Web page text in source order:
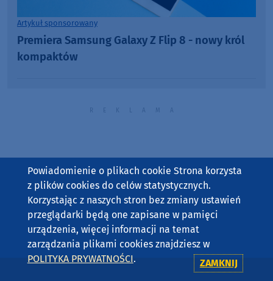
Artykuł sponsorowany
Premiera Samsung Galaxy Z Flip 8 - nowy król
kompaktów
Powiadomienie o plikach cookie Strona korzysta
z plików cookies do celów statystycznych.
Korzystając z naszych stron bez zmiany ustawień
przeglądarki będą one zapisane w pamięci
urządzenia, więcej informacji na temat
zarządzania plikami cookies znajdziesz w
POLITYKA PRYWATNOŚCI. ZAMKNIJ